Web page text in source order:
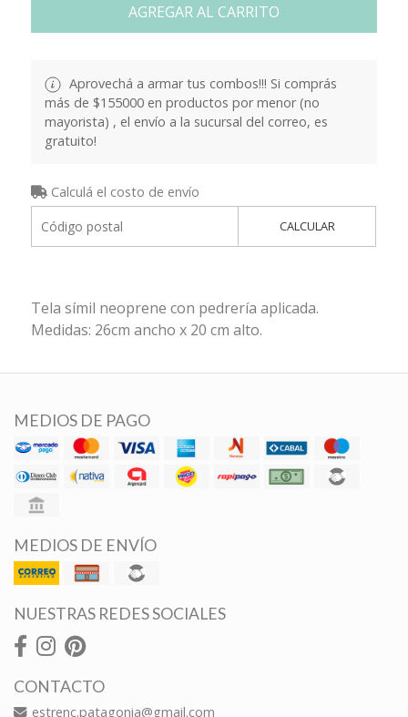
AGREGAR AL CARRITO
Aprovechá a armar tus combos!!! Si comprás
más de $155000 en productos por menor (no
mayorista) , el envío a la sucursal del correo, es
gratuito!
Calculá el costo de envío
CALCULAR
Tela símil neoprene con pedrería aplicada.
Medidas: 26cm ancho x 20 cm alto.
MEDIOS DE PAGO
MEDIOS DE ENVÍO
NUESTRAS REDES SOCIALES
CONTACTO
estrenc.patagonia@gmail.com